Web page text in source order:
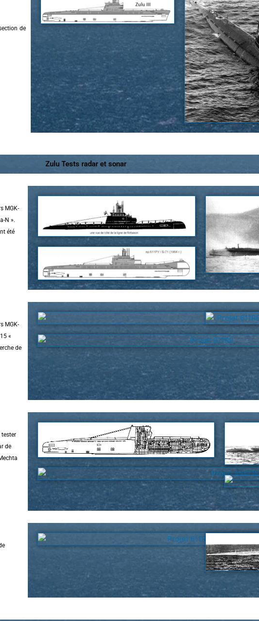
de
Zulu Tests radar et sonar
MGK-
N ».
été
MGK-
«
de
tester
de